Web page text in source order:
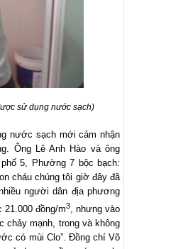
sử dụng nước sạch)
nước sạch mới cảm nhận
Ông Lê Anh Hào và ông
5, Phường 7 bộc bạch:
cháu chúng tôi giờ đây đã
người dân địa phương
21.000 đồng/m3, nhưng vào
chảy mạnh, trong và không
có mùi Clo”. Đồng chí Võ